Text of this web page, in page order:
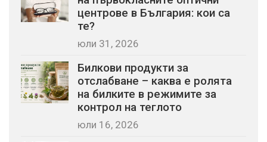
центрове в България: кои са
те?
юли 31, 2026
Билкови продукти за
отслабване – каква е ролята
на билките в режимите за
контрол на теглото
юли 16, 2026